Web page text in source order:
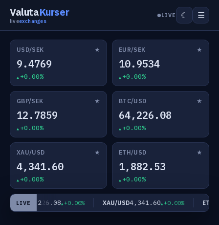
ValutaKurser
liveexchanges
LIVE ☾ ☰
USD/SEK ★
9.4769
+0.00%
EUR/SEK ★
10.9534
+0.00%
GBP/SEK ★
12.7859
+0.00%
BTC/USD ★
64,226.08
+0.00%
XAU/USD ★
4,341.60
+0.00%
ETH/USD ★
1,882.53
+0.00%
LIVE
USD64,226.08 +0.00% XAU/USD4,341.60 +0.00% ETH/